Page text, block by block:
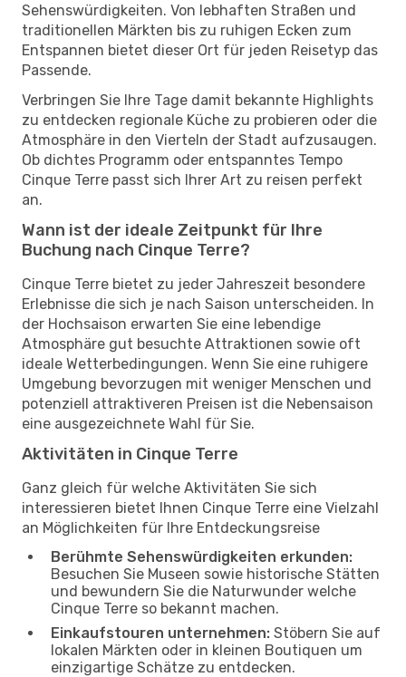
Sehenswürdigkeiten. Von lebhaften Straßen und
traditionellen Märkten bis zu ruhigen Ecken zum
Entspannen bietet dieser Ort für jeden Reisetyp das
Passende.
Verbringen Sie Ihre Tage damit bekannte Highlights
zu entdecken regionale Küche zu probieren oder die
Atmosphäre in den Vierteln der Stadt aufzusaugen.
Ob dichtes Programm oder entspanntes Tempo
Cinque Terre passt sich Ihrer Art zu reisen perfekt
an.
Wann ist der ideale Zeitpunkt für Ihre
Buchung nach Cinque Terre?
Cinque Terre bietet zu jeder Jahreszeit besondere
Erlebnisse die sich je nach Saison unterscheiden. In
der Hochsaison erwarten Sie eine lebendige
Atmosphäre gut besuchte Attraktionen sowie oft
ideale Wetterbedingungen. Wenn Sie eine ruhigere
Umgebung bevorzugen mit weniger Menschen und
potenziell attraktiveren Preisen ist die Nebensaison
eine ausgezeichnete Wahl für Sie.
Aktivitäten in Cinque Terre
Ganz gleich für welche Aktivitäten Sie sich
interessieren bietet Ihnen Cinque Terre eine Vielzahl
an Möglichkeiten für Ihre Entdeckungsreise
Berühmte Sehenswürdigkeiten erkunden:
Besuchen Sie Museen sowie historische Stätten
und bewundern Sie die Naturwunder welche
Cinque Terre so bekannt machen.
Einkaufstouren unternehmen: Stöbern Sie auf
lokalen Märkten oder in kleinen Boutiquen um
einzigartige Schätze zu entdecken.